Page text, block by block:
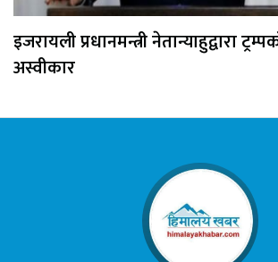
इजरायली प्रधानमन्त्री नेतान्याहुद्वारा
अस्वीकार